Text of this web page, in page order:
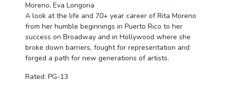
Moreno, Eva Longoria
A look at the life and 70+ year career of Rita Moreno
from her humble beginnings in Puerto Rico to her
success on Broadway and in Hollywood where she
broke down barriers, fought for representation and
forged a path for new generations of artists.
Rated: PG-13